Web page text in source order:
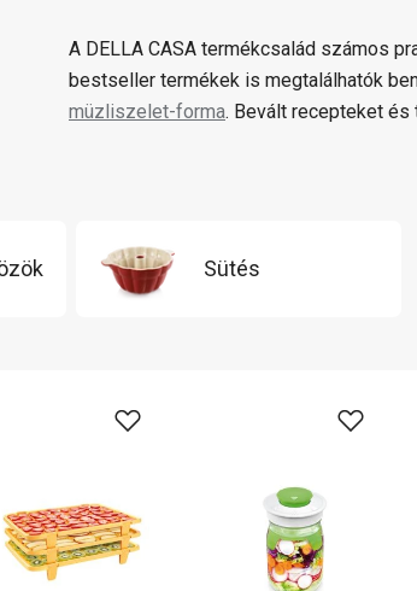
A DELLA CASA termékcsalád számos
bestseller termékek is megtalálhatók
müzliszelet-forma. Bevált recepteket és
Sütés